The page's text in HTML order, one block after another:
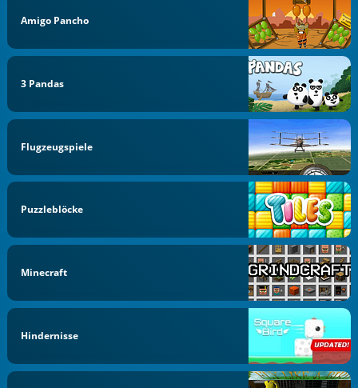
Amigo Pancho
3 Pandas
Flugzeugspiele
Puzzleblöcke
Minecraft
Hindernisse